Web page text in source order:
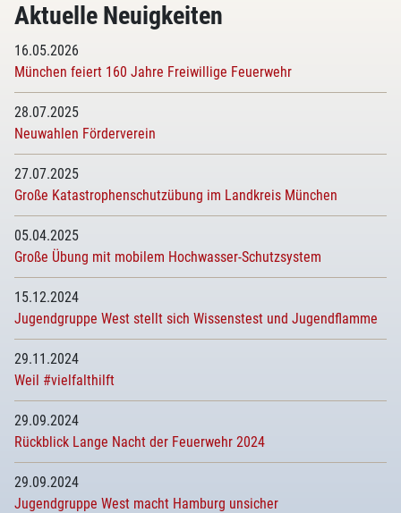
Aktuelle Neuigkeiten
16.05.2026
München feiert 160 Jahre Freiwillige Feuerwehr
28.07.2025
Neuwahlen Förderverein
27.07.2025
Große Katastrophenschutzübung im Landkreis München
05.04.2025
Große Übung mit mobilem Hochwasser-Schutzsystem
15.12.2024
Jugendgruppe West stellt sich Wissenstest und Jugendflamme
29.11.2024
Weil #vielfalthilft
29.09.2024
Rückblick Lange Nacht der Feuerwehr 2024
29.09.2024
Jugendgruppe West macht Hamburg unsicher